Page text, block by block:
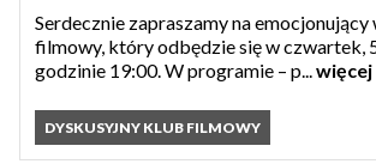
Serdecznie zapraszamy na
filmowy, który odbędzie się w czwartek,
godzinie 19:00. W programie – p...więcej
DYSKUSYJNY KLUB FILMOWY